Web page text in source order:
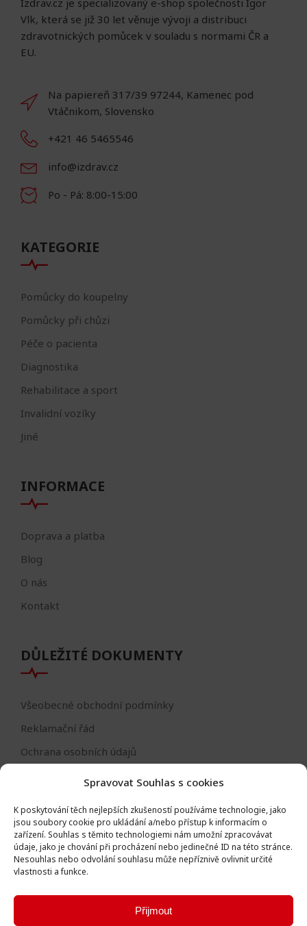
Spravovat Souhlas s cookies
K poskytování těch nejlepších zkušeností používáme technologie, jako
jsou soubory cookie pro ukládání a/nebo přístup k informacím o
zařízení. Souhlas s těmito technologiemi nám umožní zpracovávat
údaje, jako je chování při procházení nebo jedinečné ID na této stránce.
Nesouhlas nebo odvolání souhlasu může nepříznivě ovlivnit určité
vlastnosti a funkce.
Přijmout
Vlk, která se již 30 let věnuje vývoji a distribuci
zdravotnických pomůcek v souladu s normami ČR a
EU.
Na papiereň 317/39 97244, Kamenec pod
Vtáčnikom, Slovensko
+421 46 5465546
info@izdrav.cz
Po - Pá: 8:00-15:00
KATEGORIE
Pomůcky do koupelny
Pomůcky při chůzi
Péče o pacienta
Diagnostika
Rehabilitace a sport
Invalidní vozíky
Jiné
INFORMACE
Doprava a platba
Blog
O nás
Kontakt
DŮLEŽITÉ DOKUMENTY
Všeobecné obchodní podmínky
Reklamační řád
Ochrana osobních údajů
Formulář - odstoupení od smlouvy
Odstoupení od smlouvy